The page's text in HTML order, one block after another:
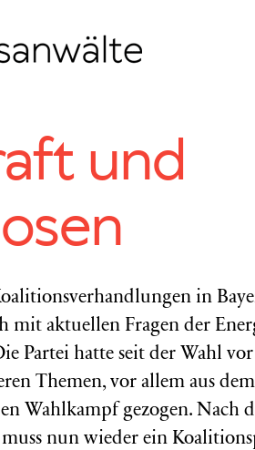
und
in
mit aktuellen Fragen der
Partei hatte seit der Wahl
Themen, vor allem aus
Wahlkampf gezogen. Nach
nun wieder ein